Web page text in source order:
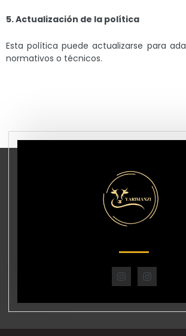
5. Actualización de la política
Esta política puede actualizarse para
normativos o técnicos.
I
n
s
a
r
I
n
s
a
r